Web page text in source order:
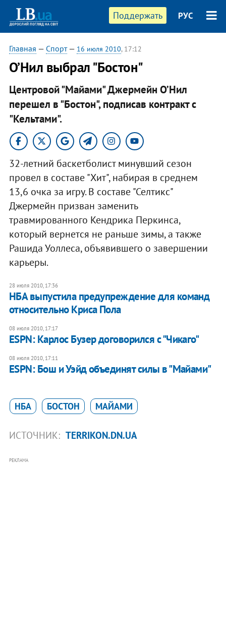
Поддержать РУС
Главная — Спорт— 16 июля 2010, 17:12
О’Нил выбрал "Бостон"
Центровой "Майами" Джермейн О’Нил
перешел в "Бостон", подписав контракт с
"Кельтами".
32-летний баскетболист минувший сезон
провел в составе "Хит", набирая в среднем
13,6 очка за игру. В составе "Селтикс"
Джермейн призван заменить
травмированного Кендрика Перкинса,
который вернется не раньше зимы, а также
Рашида Уоллеса, объявившего о завершении
карьеры.
28 июля 2010, 17:36
НБА выпустила предупреждение для команд
относительно Криса Пола
08 июля 2010, 17:17
ESPN: Карлос Бузер договорился с "Чикаго"
08 июля 2010, 17:11
ESPN: Бош и Уэйд объединят силы в "Майами"
НБА БОСТОН МАЙАМИ
ИСТОЧНИК: TERRIKON.DN.UA
РЕКЛАМА